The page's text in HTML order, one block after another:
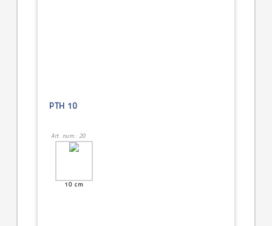
PTH 10
Art. num.: 20
10 cm